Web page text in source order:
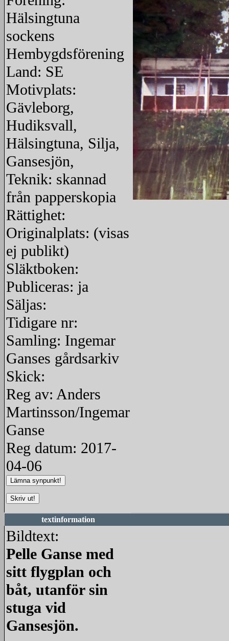
Hälsingtuna
sockens
Hembygdsförening
Land: SE
Motivplats:
Gävleborg,
Hudiksvall,
Hälsingtuna, Silja,
Gansesjön,
Teknik: skannad
från papperskopia
Rättighet:
Originalplats: (visas
ej publikt)
Släktboken:
Publiceras: ja
Säljas:
Tidigare nr:
Samling: Ingemar
Ganses gårdsarkiv
Skick:
Reg av: Anders
Martinsson/Ingemar
Ganse
Reg datum: 2017-
04-06
textinformation
Bildtext:
Pelle Ganse med
sitt flygplan och
båt, utanför sin
stuga vid
Gansesjön.